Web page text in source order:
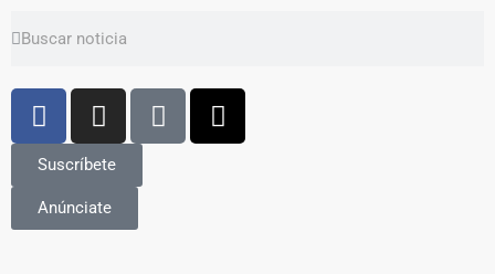
Suscríbete
Anúnciate